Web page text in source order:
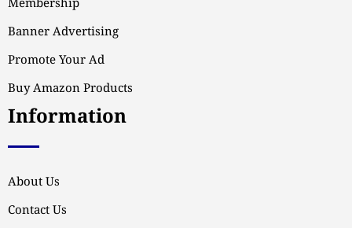
Membership
Banner Advertising
Promote Your Ad
Buy Amazon Products
Information
About Us
Contact Us